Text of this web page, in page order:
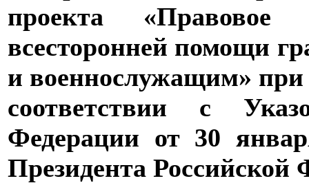
проекта «Правовое
всесторонней помощи
и военнослужащим» при
соответствии с
Федерации от 30
Президента Российской